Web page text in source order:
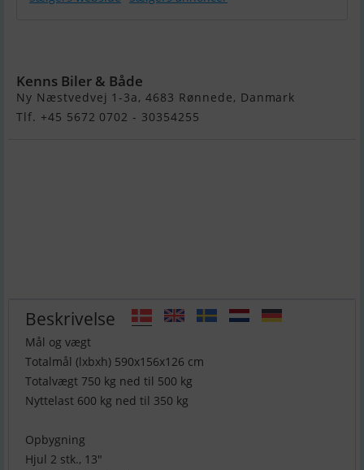
Kenns Biler & Både
Ny Næstvedvej 1-3a, 4683 Rønnede, Danmark
Tlf. +45 5672 0702 - 30354255
Beskrivelse
Mål og vægt
Totalmål (lxbxh) 590x156x126 cm
Totalvægt 750 kg ned til 500 kg
Nyttelast 600 kg ned til 350 kg
Opbygning
Hjul 2 stk., 13″